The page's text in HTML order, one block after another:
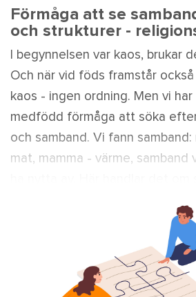
Förmåga att se
och strukturer -
I begynnelsen var kaos, brukar
Och när vid föds framstår
kaos - ingen ordning. Men vi har
medfödd förmåga att söka
och samband. Vi fann samband:
mat, mamma - värme, samband